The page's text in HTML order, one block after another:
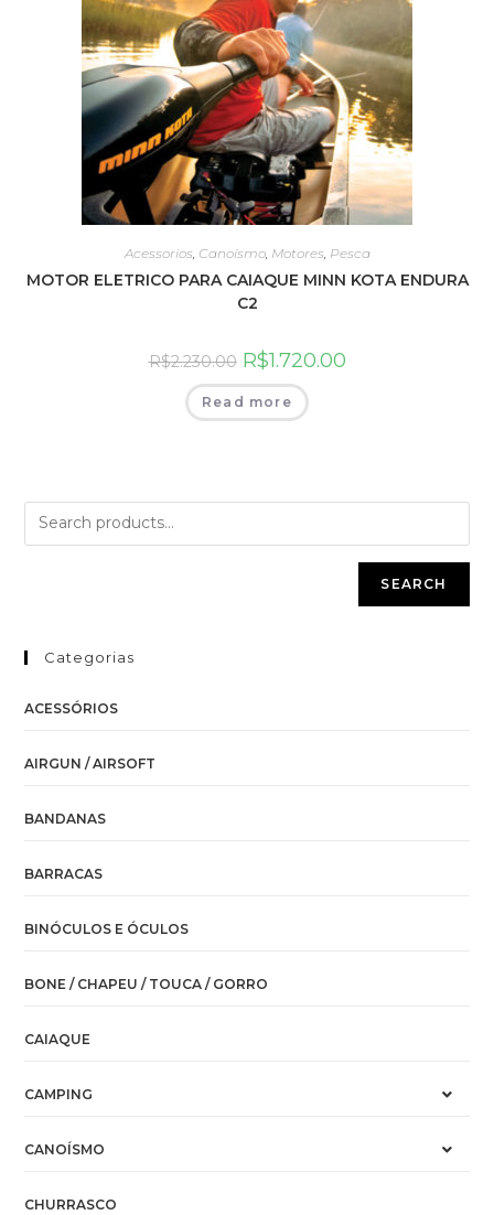
Acessorios, Canoísmo, Motores, Pesca
MOTOR ELETRICO PARA CAIAQUE MINN KOTA ENDURA
C2
R$2.230.00 R$1.720.00
Read more
SEARCH
Categorias
ACESSÓRIOS
AIRGUN / AIRSOFT
BANDANAS
BARRACAS
BINÓCULOS E ÓCULOS
BONE / CHAPEU / TOUCA / GORRO
CAIAQUE
CAMPING
CANOÍSMO
CHURRASCO